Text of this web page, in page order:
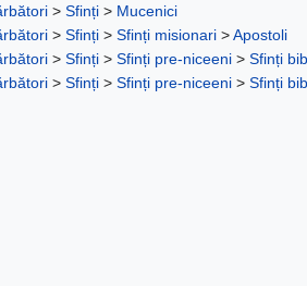
> Sfinți > Mucenici
> Sfinți > Sfinți misionari >Apostoli
> Sfinți > Sfinți pre-niceeni > Sfinți
> Sfinți > Sfinți pre-niceeni > Sfinți